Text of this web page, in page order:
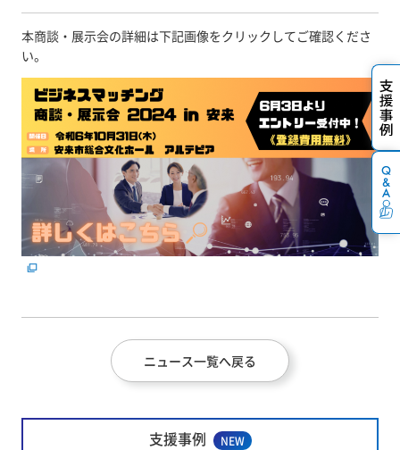
本商談・展示会の詳細は下記画像をクリックしてご確認くださ
い。
ニュース一覧へ戻る
支援事例 NEW